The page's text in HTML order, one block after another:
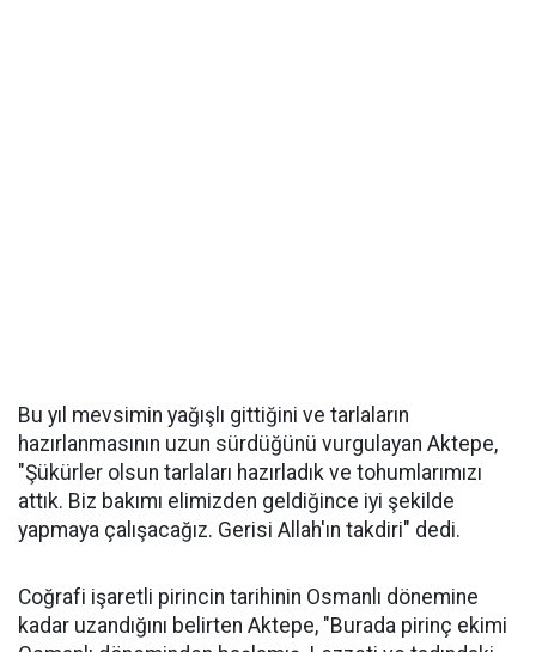
Bu yıl mevsimin yağışlı gittiğini ve tarlaların
hazırlanmasının uzun sürdüğünü vurgulayan Aktepe,
"Şükürler olsun tarlaları hazırladık ve tohumlarımızı
attık. Biz bakımı elimizden geldiğince iyi şekilde
yapmaya çalışacağız. Gerisi Allah'ın takdiri" dedi.
Coğrafi işaretli pirincin tarihinin Osmanlı dönemine
kadar uzandığını belirten Aktepe, "Burada pirinç ekimi